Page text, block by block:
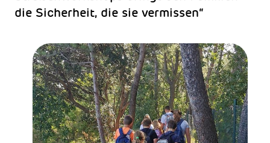
die Sicherheit, die sie vermissen“